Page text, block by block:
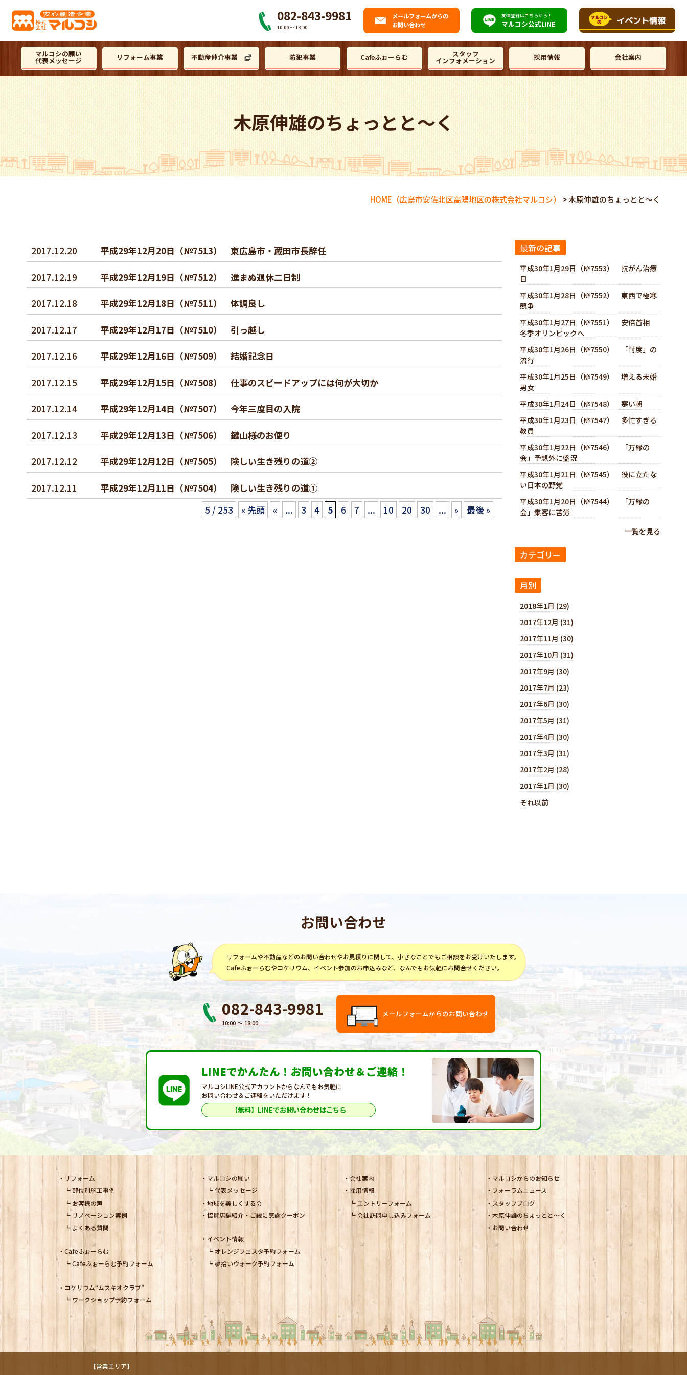
082-843-9981
10:00 〜 18:00
メールフォームからの
お問い合わせ
友達登録はこちらから！
マルコシ公式LINE
マルコシの願い
代表メッセージ リフォーム事業 不動産仲介事業 防犯事業 Cafeふぉーらむ スタッフ
インフォメーション 採用情報 会社案内
木原伸雄のちょっとと～く
HOME （広島市安佐北区高陽地区の株式会社マルコシ） >木原伸雄のちょっとと～く
2017.12.20 平成29年12月20日（№7513） 東広島市・蔵田市長辞任
2017.12.19 平成29年12月19日（№7512） 進まぬ週休二日制
2017.12.18 平成29年12月18日（№7511） 体調良し
2017.12.17 平成29年12月17日（№7510） 引っ越し
2017.12.16 平成29年12月16日（№7509） 結婚記念日
2017.12.15 平成29年12月15日（№7508） 仕事のスピードアップには何が大切か
2017.12.14 平成29年12月14日（№7507） 今年三度目の入院
2017.12.13 平成29年12月13日（№7506） 鍵山様のお便り
2017.12.12 平成29年12月12日（№7505） 険しい生き残りの道②
2017.12.11
平成29年12月11日（№7504） 険しい生き残りの道①
5 / 253
« 先頭 « ... 3 4 5 6 7 ... 10 20 30 ... » 最後 »
最新の記事
平成30年1月29日（№7553） 抗がん治療
日
平成30年1月28日（№7552） 東西で極寒
競争
平成30年1月27日（№7551） 安倍首相
冬季オリンピックへ
平成30年1月26日（№7550） 「忖度」の
流行
平成30年1月25日（№7549） 増える未婚
男女
平成30年1月24日（№7548） 寒い朝
平成30年1月23日（№7547） 多忙すぎる
教員
平成30年1月22日（№7546） 「万縁の
会」予想外に盛況
平成30年1月21日（№7545） 役に立たな
い日本の野党
平成30年1月20日（№7544） 「万縁の
会」集客に苦労
一覧を見る
カテゴリー
月別
2018年1月 (29)
2017年12月 (31)
2017年11月 (30)
2017年10月 (31)
2017年9月 (30)
2017年7月 (23)
2017年6月 (30)
2017年5月 (31)
2017年4月 (30)
2017年3月 (31)
2017年2月 (28)
2017年1月 (30)
それ以前
お問い合わせ
リフォームや不動産などのお問い合わせやお見積りに関して、小さなことでもご相談をお受けいたします。
Cafeふぉーらむやコケリウム、イベント参加のお申込みなど、なんでもお気軽にお問合せください。
082-843-9981
10:00 〜 18:00
メールフォームからのお問い合わせ
LINEでかんたん！ お問い合わせ＆ご連絡！
マルコシLINE公式アカウントからなんでもお気軽に
お問い合わせ＆ご連絡をいただけます！
【無料】LINEでお問い合わせはこちら
リフォーム
部位別施工事例
お客様の声
リノベーション実例
よくある質問
Cafeふぉーらむ
Cafeふぉーらむ予約フォーム
コケリウム“ムスキオクラブ”
ワークショップ予約フォーム
マルコシの願い
代表メッセージ
地域を美しくする会
協賛店舗紹介・ご縁に感謝クーポン
イベント情報
オレンジフェスタ予約フォーム
夢拾いウォーク予約フォーム
会社案内
採用情報
エントリーフォーム
会社訪問申し込みフォーム
マルコシからのお知らせ
フォーラムニュース
スタッフブログ
木原伸雄のちょっとと～く
お問い合わせ
【営業エリア】